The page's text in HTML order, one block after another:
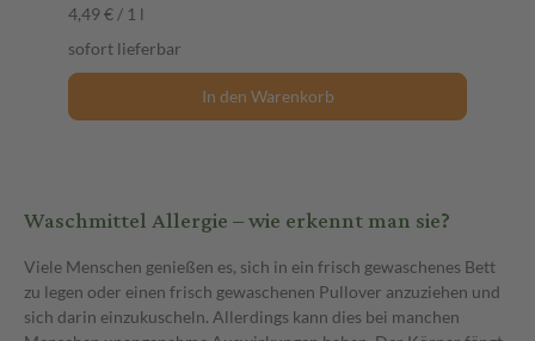
Waschmittel Allergie – wie erkennt man sie?
Viele Menschen genießen es, sich in ein frisch gewaschenes Bett
zu legen oder einen frisch gewaschenen Pullover anzuziehen und
sich darin einzukuscheln. Allerdings kann dies bei manchen
4,49 € / 1 l
sofort lieferbar
In den Warenkorb